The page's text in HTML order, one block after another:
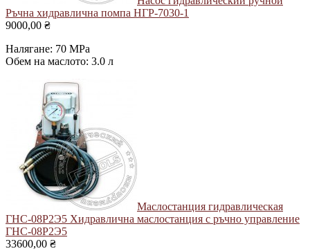
Ръчна хидравлична помпа НГР-7030-1
9000,00 ₴
Налягане: 70 MPa
Обем на маслото: 3.0 л
Маслостанция гидравлическая
ГНС-08Р2Э5 Хидравлична маслостанция с ръчно управление
ГНС-08Р2Э5
33600,00 ₴